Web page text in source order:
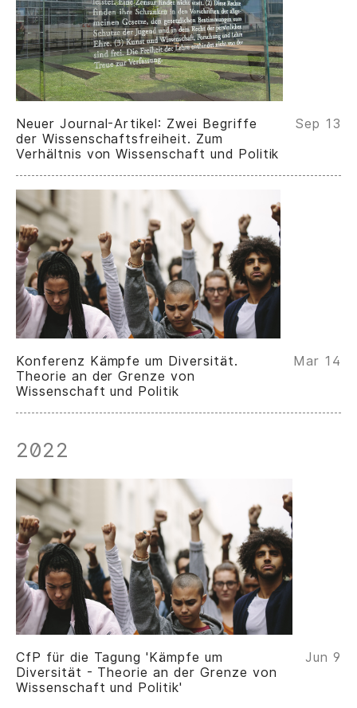
Neuer Journal-Artikel: Zwei Begriffe
der Wissenschaftsfreiheit. Zum
Verhältnis von Wissenschaft und Politik
Sep 13
Konferenz Kämpfe um Diversität.
Theorie an der Grenze von
Wissenschaft und Politik
Mar 14
2022
CfP für die Tagung 'Kämpfe um
Diversität - Theorie an der Grenze von
Wissenschaft und Politik'
Jun 9